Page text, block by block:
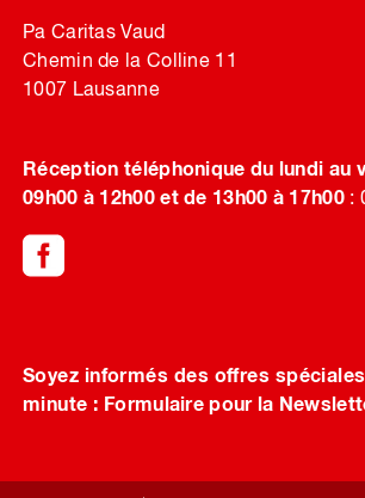
Pa Caritas Vaud
Chemin de la Colline 11
1007 Lausanne
Réception téléphonique du lundi au
09h00 à 12h00 et de 13h00 à 17h00:
Soyez informés des offres
minute : Formulaire pour la